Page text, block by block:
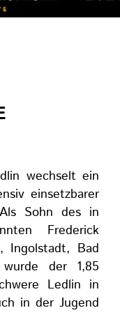
wechselt ein
einsetzbarer
Sohn des in
Frederick
Ingolstadt, Bad
der 1,85
Ledlin in
in der Jugend